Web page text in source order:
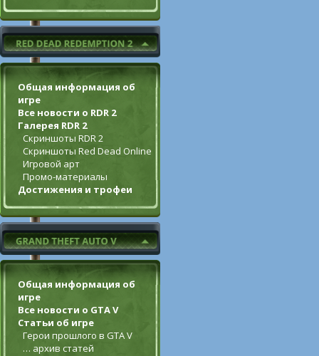
Общая информация об
игре
Все новости о RDR 2
Галерея RDR 2
Скриншоты RDR 2
Скриншоты Red Dead Online
Игровой арт
Промо-материалы
Достижения и трофеи
Общая информация об
игре
Все новости о GTA V
Статьи об игре
Герои прошлого в GTA V
… архив статей